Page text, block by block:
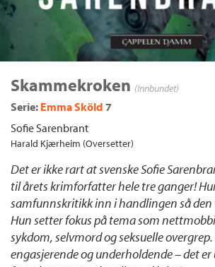
Skammekroken (Innbundet)
Serie: Emma Sköld 7
Sofie Sarenbrant
Harald Kjærheim (Oversetter)
Det er ikke rart at svenske Sofie
til årets krimforfatter hele tre ganger!
samfunnskritikk inn i handlingen så den
Hun setter fokus på tema som
sykdom, selvmord og seksuelle
engasjerende og underholdende – det er